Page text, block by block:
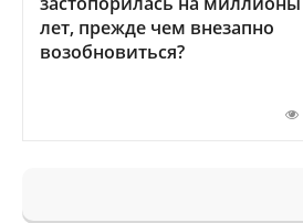
лет, прежде чем внезапно
возобновиться?